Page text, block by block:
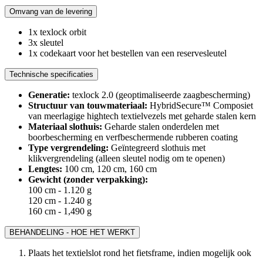
Omvang van de levering
1x texlock orbit
3x sleutel
1x codekaart voor het bestellen van een reservesleutel
Technische specificaties
Generatie: texlock 2.0 (geoptimaliseerde zaagbescherming)
Structuur van touwmateriaal: HybridSecure™ Composiet
van meerlagige hightech textielvezels met geharde stalen kern
Materiaal slothuis: Geharde stalen onderdelen met
boorbescherming en verfbeschermende rubberen coating
Type vergrendeling: Geïntegreerd slothuis met
klikvergrendeling (alleen sleutel nodig om te openen)
Lengtes: 100 cm, 120 cm, 160 cm
Gewicht (zonder verpakking):
100 cm - 1.120 g
120 cm - 1.240 g
160 cm - 1,490 g
BEHANDELING - HOE HET WERKT
Plaats het textielslot rond het fietsframe, indien mogelijk ook